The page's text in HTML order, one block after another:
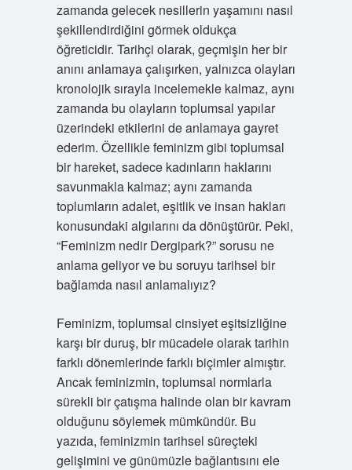
zamanda gelecek nesillerin yaşamını nasıl
şekillendirdiğini görmek oldukça
öğreticidir. Tarihçi olarak, geçmişin her bir
anını anlamaya çalışırken, yalnızca olayları
kronolojik sırayla incelemekle kalmaz, aynı
zamanda bu olayların toplumsal yapılar
üzerindeki etkilerini de anlamaya gayret
ederim. Özellikle feminizm gibi toplumsal
bir hareket, sadece kadınların haklarını
savunmakla kalmaz; aynı zamanda
toplumların adalet, eşitlik ve insan hakları
konusundaki algılarını da dönüştürür. Peki,
“Feminizm nedir Dergipark?” sorusu ne
anlama geliyor ve bu soruyu tarihsel bir
bağlamda nasıl anlamalıyız?
Feminizm, toplumsal cinsiyet eşitsizliğine
karşı bir duruş, bir mücadele olarak tarihin
farklı dönemlerinde farklı biçimler almıştır.
Ancak feminizmin, toplumsal normlarla
sürekli bir çatışma halinde olan bir kavram
olduğunu söylemek mümkündür. Bu
yazıda, feminizmin tarihsel süreçteki
gelişimini ve günümüzle bağlantısını ele